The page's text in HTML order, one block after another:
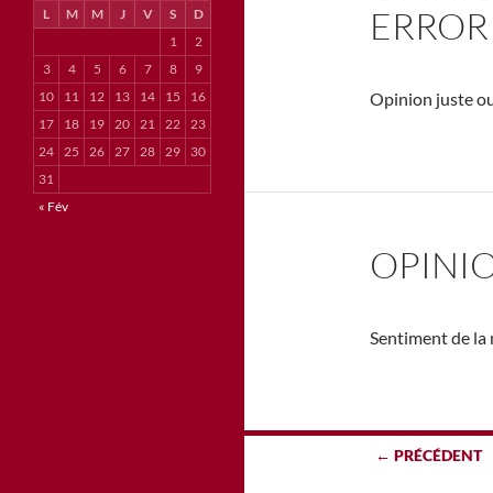
ERROR
Opinion juste
Sentiment de la
Navigation← PRÉCÉDENT
L M M J V S
D
1
2
3
4 5 6 7 8
9
10
11 12 13 14 15
16
17
18 19 20 21 22 23
24 25 26 27 28 29
30
31
« Fév